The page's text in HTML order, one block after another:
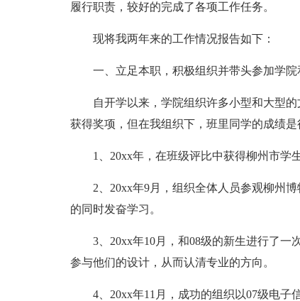
履行职责，较好的完成了各项工作任务。
现将我两年来的工作情况报告如下：
一、立足本职，积极组织并带头参加学院
自开学以来，学院组织许多小型和大型
获得奖项，但在我组织下，班里同学的成绩是
1、20xx年，在班级评比中获得柳州市学
2、20xx年9月，组织全体人员参观柳州
的同时发奋学习。
3、20xx年10月，和08级的新生进行了
参与他们的设计，从而认清专业的方向。
4、20xx年11月，成功的组织以07级电